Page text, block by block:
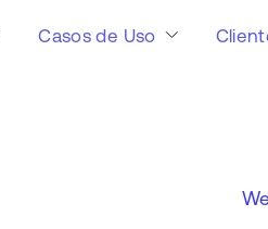
Casos de Uso